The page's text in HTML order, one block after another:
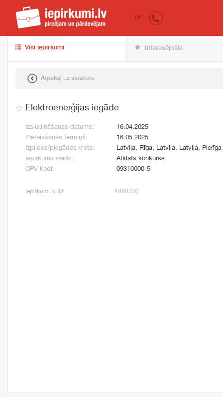
iepirkumi.lv
LV
Visi iepirkumi Interesējošie
Atpakaļ uz sarakstu
Elektroenerģijas iegāde
Izsludināšanas datums:
16.04.2025
Pieteikšanās termiņš:
16.05.2025
Izpildes/piegādes vieta:
Latvija, Rīga, Latvija, Latvija, Pierīga
Iepirkuma veids:
Atklāts konkurss
CPV kodi:
09310000-5
Iepirkumi.lv ID: 4880330